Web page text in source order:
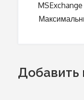
по
Добавить